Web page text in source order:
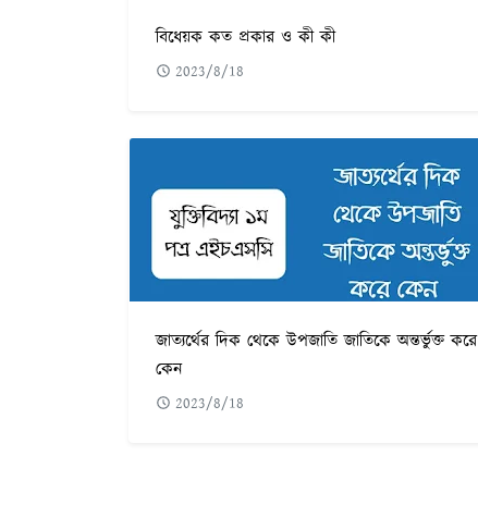
বিধেয়ক কত প্রকার ও কী কী
2023/8/18
জাত্যর্থের দিক থেকে উপজাতি জাতিকে অন্তর্ভুক্ত করে
কেন
2023/8/18